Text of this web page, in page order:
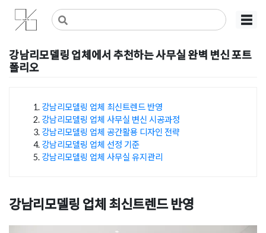
Skip
content
사무실인테리어 디자인 공사 비용견적 플랫폼
사무실인테리어 916
☰
강남리모델링 업체에서 추천하는 사무실 완벽 변신 포트
폴리오
강남리모델링 업체 최신트렌드 반영
강남리모델링 업체 사무실 변신 시공과정
강남리모델링 업체 공간활용 디자인 전략
강남리모델링 업체 선정 기준
강남리모델링 업체 사무실 유지관리
강남리모델링 업체 최신트렌드 반영